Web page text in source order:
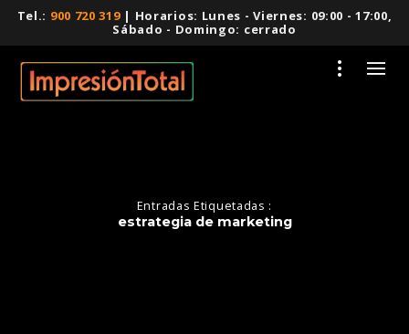
Tel.: 900 720 319| Horarios: Lunes - Viernes: 09:00 - 17:00,
Sábado - Domingo: cerrado
Entradas Etiquetadas :
estrategia de marketing